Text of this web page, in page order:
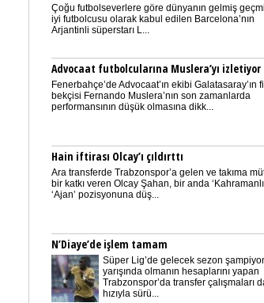
Çoğu futbolseverlere göre dünyanın gelmiş
iyi futbolcusu olarak kabul edilen Barcelona’nın
Arjantinli süperstarı L...
Advocaat futbolcularına Muslera’yı izletiyor
Fenerbahçe’de Advocaat’ın ekibi Galatasaray’ın
bekçisi Fernando Muslera’nın son zamanlarda
performansının düşük olmasına dikk...
Hain iftirası Olcay’ı çıldırttı
Ara transferde Trabzonspor’a gelen ve takıma
bir katkı veren Olcay Şahan, bir anda
‘Ajan’ pozisyonuna düş...
N’Diaye’de işlem tamam
Süper Lig’de gelecek sezon
yarışında olmanın hesaplarını yapan
Trabzonspor’da transfer çalışmaları
hızıyla sürü...